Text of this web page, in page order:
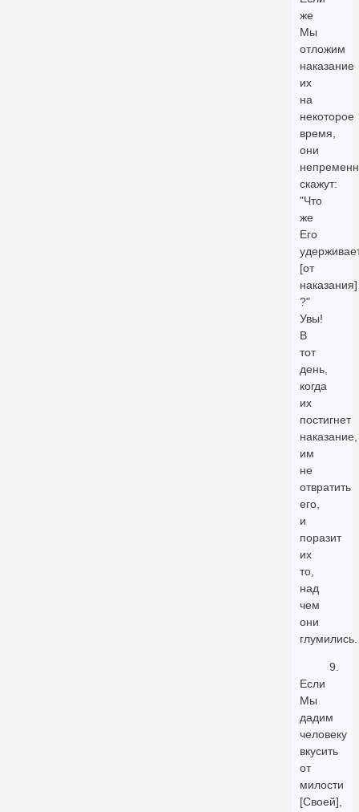
же
Мы
отложим
наказание
их
на
некоторое
время,
они
скажут:
"Что
же
Его
[от
наказания]
?"
Увы!
В
тот
день,
когда
их
постигнет
наказание,
им
не
отвратить
его,
и
поразит
их
то,
над
чем
они
глумились.
9.
Если
Мы
дадим
человеку
вкусить
от
милости
[Своей],